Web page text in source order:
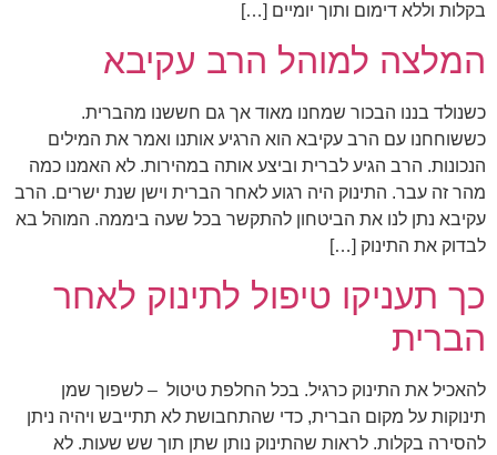
בקלות וללא דימום ותוך יומיים […]
המלצה למוהל הרב עקיבא
כשנולד בננו הבכור שמחנו מאוד אך גם חששנו מהברית.
כששוחחנו עם הרב עקיבא הוא הרגיע אותנו ואמר את המילים
הנכונות. הרב הגיע לברית וביצע אותה במהירות. לא האמנו כמה
מהר זה עבר. התינוק היה רגוע לאחר הברית וישן שנת ישרים. הרב
עקיבא נתן לנו את הביטחון להתקשר בכל שעה ביממה. המוהל בא
לבדוק את התינוק […]
כך תעניקו טיפול לתינוק לאחר
הברית
להאכיל את התינוק כרגיל. בכל החלפת טיטול – לשפוך שמן
תינוקות על מקום הברית, כדי שהתחבושת לא תתייבש ויהיה ניתן
להסירה בקלות. לראות שהתינוק נותן שתן תוך שש שעות. לא